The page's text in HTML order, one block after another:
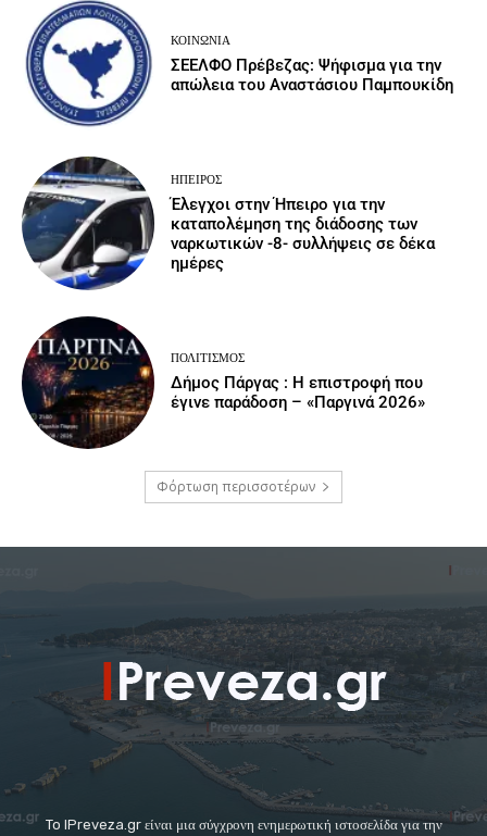
ΚΟΙΝΩΝΙΑ
ΣΕΕΛΦΟ Πρέβεζας: Ψήφισμα για την
απώλεια του Αναστάσιου Παμπουκίδη
ΉΠΕΙΡΟΣ
Έλεγχοι στην Ήπειρο για την
καταπολέμηση της διάδοσης των
ναρκωτικών -8- συλλήψεις σε δέκα
ημέρες
ΠΟΛΙΤΙΣΜΌΣ
Δήμος Πάργας : Η επιστροφή που
έγινε παράδοση – «Παργινά 2026»
Φόρτωση περισσοτέρων
To IPreveza.gr είναι μια σύγχρονη ενημερωτική ιστοσελίδα για την